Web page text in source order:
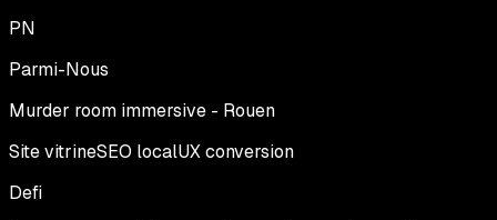
PN
Parmi-Nous
Murder room immersive - Rouen
Site vitrineSEO localUX conversion
Defi